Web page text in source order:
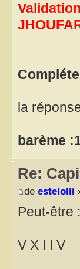
la
barème
Re:
de estelolli
Peut-être :
V X I I V